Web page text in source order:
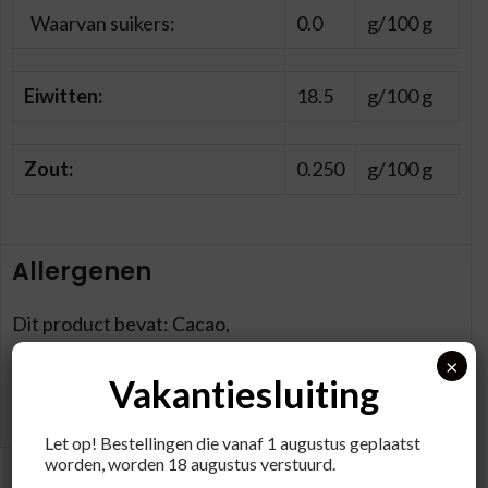
Waarvan suikers: 0.0 g/100 g
Eiwitten: 18.5 g/100 g
Zout: 0.250 g/100 g
Allergenen
Dit product bevat: Cacao,
(pinda`s), Noten*, Sesam,
Vakantiesluiting
Let op! Bestellingen die vanaf 1 augustus geplaatst
worden, worden 18 augustus verstuurd.
×